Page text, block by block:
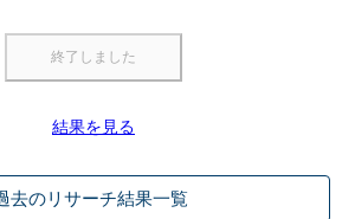
結果を見る
去のリサーチ結果一覧